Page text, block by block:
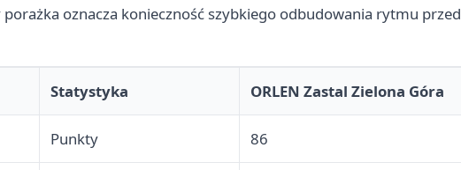
oznacza konieczność szybkiego odbudowania rytmu przed
Statystyka ORLEN Zastal Zielona Góra
Punkty 86